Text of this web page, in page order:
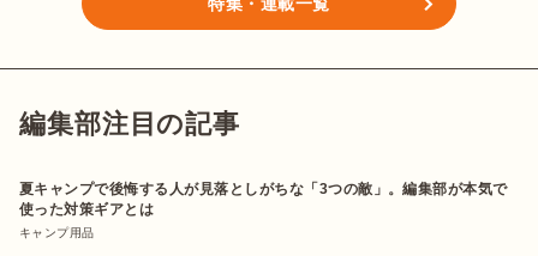
特集・連載一覧
編集部注目の記事
夏キャンプで後悔する人が見落としがちな「3つの敵」。編集部が本気で
使った対策ギアとは
キャンプ用品